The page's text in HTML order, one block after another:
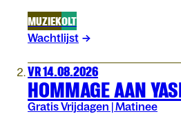
MUZIEKOLT
Wachtlijst
VR 14.08.2026
HOMMAGE AAN
Gratis Vrijdagen | Matinee